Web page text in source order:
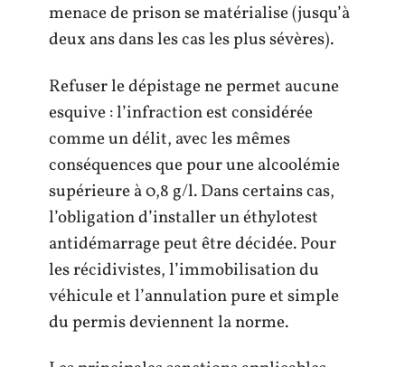
menace de prison se matérialise (jusqu’à
deux ans dans les cas les plus sévères).
Refuser le dépistage ne permet aucune
esquive : l’infraction est considérée
comme un délit, avec les mêmes
conséquences que pour une alcoolémie
supérieure à 0,8 g/l. Dans certains cas,
l’obligation d’installer un éthylotest
antidémarrage peut être décidée. Pour
les récidivistes, l’immobilisation du
véhicule et l’annulation pure et simple
du permis deviennent la norme.